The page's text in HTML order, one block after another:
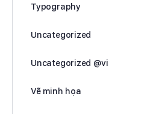
Typography
Uncategorized
Uncategorized @vi
Vẽ minh họa